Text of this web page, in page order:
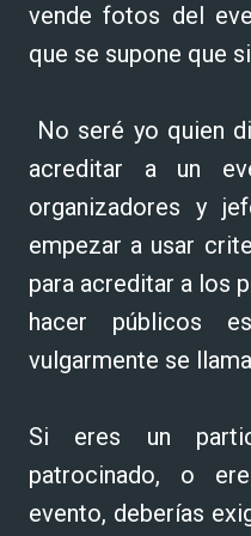
vende fotos del
que se supone que
No seré yo quien
acreditar a un
organizadores y
empezar a usar
para acreditar a los
hacer públicos
vulgarmente se
Si eres un
patrocinado, o
evento, deberías